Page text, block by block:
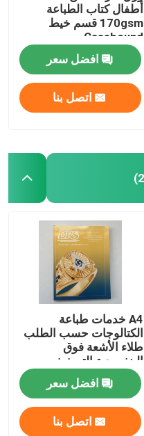
أطفال كتاب الطباعة
170gsm قسم خيط
Casebound
افضل سعر
اتصل بنا
A4 خدمات طباعة
الكتالوجات حسب الطلب
طلاء الأشعة فوق
البنفسجية التصفيف
النهائي
افضل سعر
اتصل بنا